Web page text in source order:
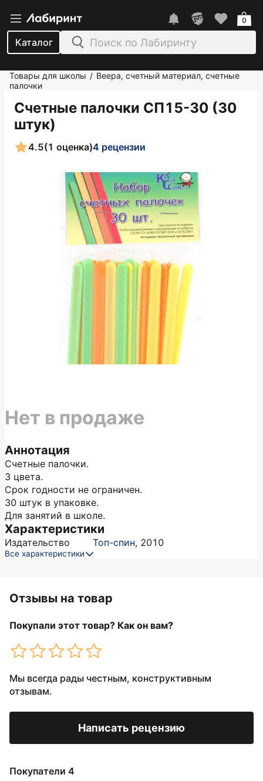
Каталог
0
Товары для школы / Веера, счетный материал, счетные
палочки
Счетные палочки СП15-30 (30
штук)
4.5(1 оценка)4 рецензии
Аннотация
Счетные палочки.
3 цвета.
Срок годности не ограничен.
30 штук в упаковке.
Для занятий в школе.
Характеристики
Издательство Топ-спин, 2010
Все характеристики
Нет в продаже
Отзывы на товар
Покупали этот товар? Как он вам?
Мы всегда рады честным, конструктивным
отзывам.
Написать рецензию
Покупатели 4